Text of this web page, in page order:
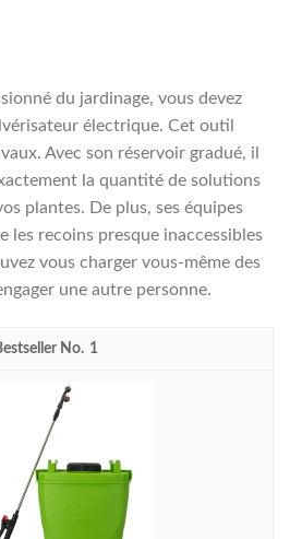
du jardinage, vous devez
électrique. Cet outil
Avec son réservoir gradué, il
la quantité de solutions
plantes. De plus, ses équipes
les recoins presque inaccessibles
vous charger vous-même des
une autre personne.
1